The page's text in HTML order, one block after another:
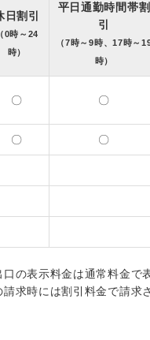
日割引
（0時～24
時）
平日通勤時間帯割
引
（7時～9時、17時～
時）
〇 〇
〇 〇
の表示料金は通常料金で
求時には割引料金で請求